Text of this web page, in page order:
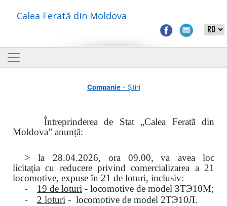
Calea Ferată din Moldova
Companie- Știri
Întreprinderea de Stat „Calea Ferată din
Moldova” anunță:
> la 28.04.2026, ora 09.00,
va avea loc
licitaţiacu reducere privind comercializarea a 21
locomotive, expuse în 21 de loturi, inclusiv:
- 19 de loturi - locomotive de model 3ТЭ10М;
- 2 loturi - locomotive de model 2ТЭ10Л.